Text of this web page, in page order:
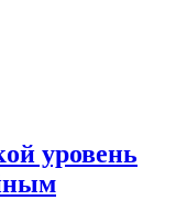
уровень